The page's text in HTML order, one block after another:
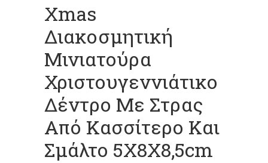
Xmas
Διακοσμητική
Μινιατούρα
Χριστουγεννιάτικο
Δέντρο Με Στρας
Από Κασσίτερο Και
Σμάλτο 5X8X8,5cm